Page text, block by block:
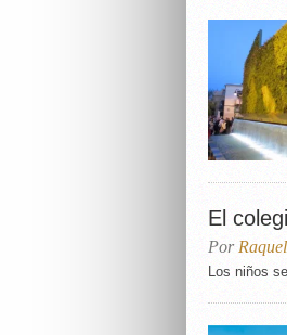
El
Por
Los niños